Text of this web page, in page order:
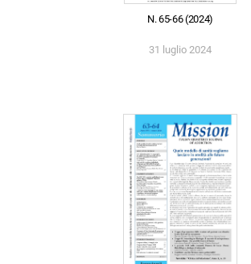
N. 65-66 (2024)
31 luglio 2024